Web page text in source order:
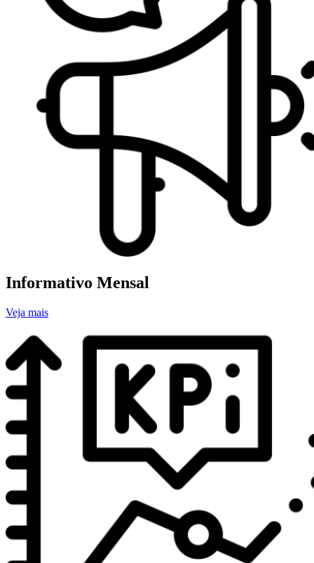
Informativo Mensal
Veja mais